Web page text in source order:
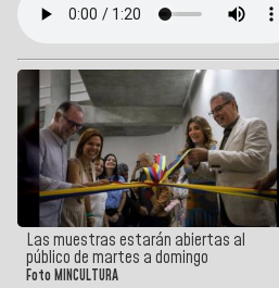
Las muestras estarán abiertas al
público de martes a domingo
Foto MINCULTURA